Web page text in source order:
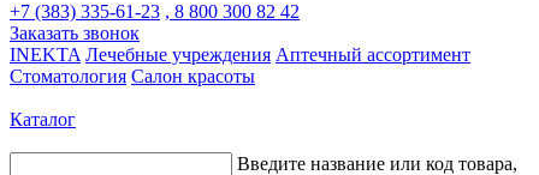
+7 (383) 335-61-23 , 8 800 300 82 42
Заказать звонок
INEKTA Лечебные учреждения Аптечный ассортимент
Стоматология Салон красоты
Каталог
Введите название или код товара,